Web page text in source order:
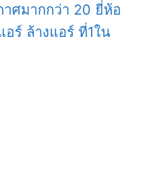
าศมากกว่า 20 ยี่ห้อ
ร์ ล้างแอร์ ที่1ใน